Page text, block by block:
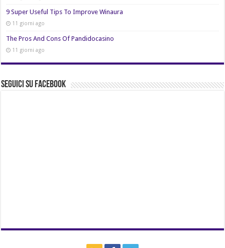
9 Super Useful Tips To Improve Winaura
11 giorni ago
The Pros And Cons Of Pandidocasino
11 giorni ago
Seguici su Facebook